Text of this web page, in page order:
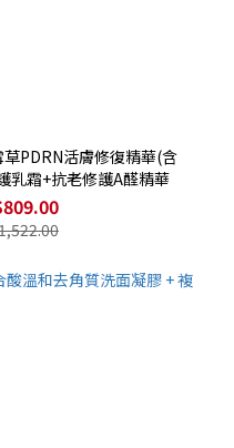
PDRN活膚修復精華(含
乳霜+抗老修護A醛精華